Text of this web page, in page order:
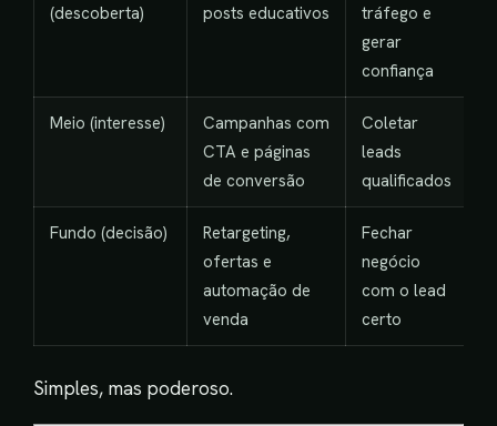
(descoberta)
posts educativos
tráfego e
gerar
confiança
Meio (interesse)
Campanhas com
CTA e páginas
de conversão
Coletar
leads
qualificados
Fundo (decisão)
Retargeting,
ofertas e
automação de
venda
Fechar
negócio
com o lead
certo
Simples, mas poderoso.